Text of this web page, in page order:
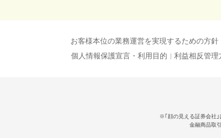
お客様本位の業務運営を実現するための方針
個人情報保護宣言・利用目的
利益相反管理
※｢顔の見える証券会社｣
金融商品取